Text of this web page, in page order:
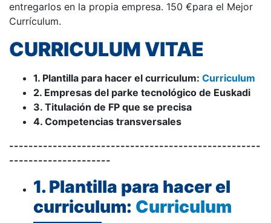
entregarlos en la propia empresa. 150 €para el Mejor
Currículum.
CURRICULUM VITAE
1. Plantilla para hacer el curriculum: Curriculum
2. Empresas del parke tecnológico de Euskadi
3. Titulación de FP que se precisa
4. Competencias transversales
----------------------------------------------------
---------------------
1. Plantilla para hacer el
curriculum: Curriculum